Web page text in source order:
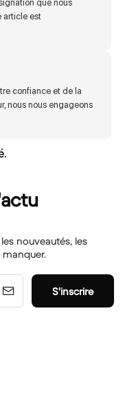
que nous
article est
confiance et de la
nous nous engageons
nouveautés, les
S'inscrire